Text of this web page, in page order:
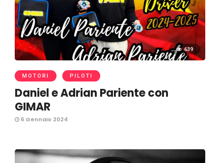
639
MOTORI PILOTI
Daniel e Adrian Pariente con
GIMAR
6 Gennaio 2024